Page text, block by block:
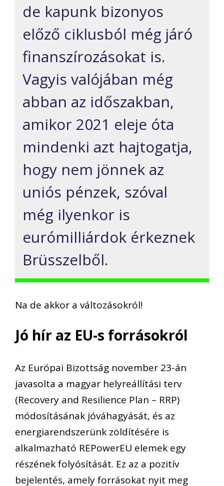
de kapunk bizonyos
előző ciklusból még járó
finanszírozásokat is.
Vagyis valójában még
abban az időszakban,
amikor 2021 eleje óta
mindenki azt hajtogatja,
hogy nem jönnek az
uniós pénzek, szóval
még ilyenkor is
eurómilliárdok érkeznek
Brüsszelből.
Na de akkor a változásokról!
Jó hír az EU-s forrásokról
Az Európai Bizottság november 23-án
javasolta a magyar helyreállítási terv
(Recovery and Resilience Plan – RRP)
módosításának jóváhagyását, és az
energiarendszerünk zöldítésére is
alkalmazható REPowerEU elemek egy
részének folyósítását. Ez az a pozitív
bejelentés, amely forrásokat nyit meg